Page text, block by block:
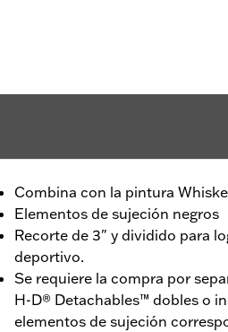
Combina con la pintura
Elementos de sujeción negros
Recorte de 3" y dividido para
deportivo.
Se requiere la compra por
H-D® Detachables™ dobles o
elementos de sujeción